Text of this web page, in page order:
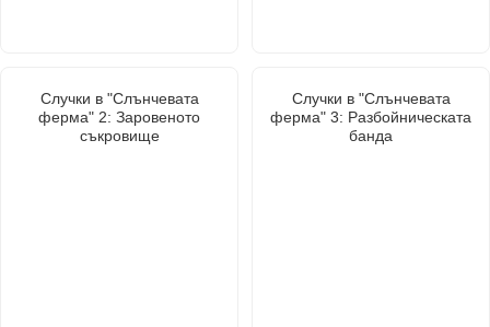
Случки в "Слънчевата
ферма" 2: Заровеното
съкровище
Случки в "Слънчевата
ферма" 3: Разбойническата
банда